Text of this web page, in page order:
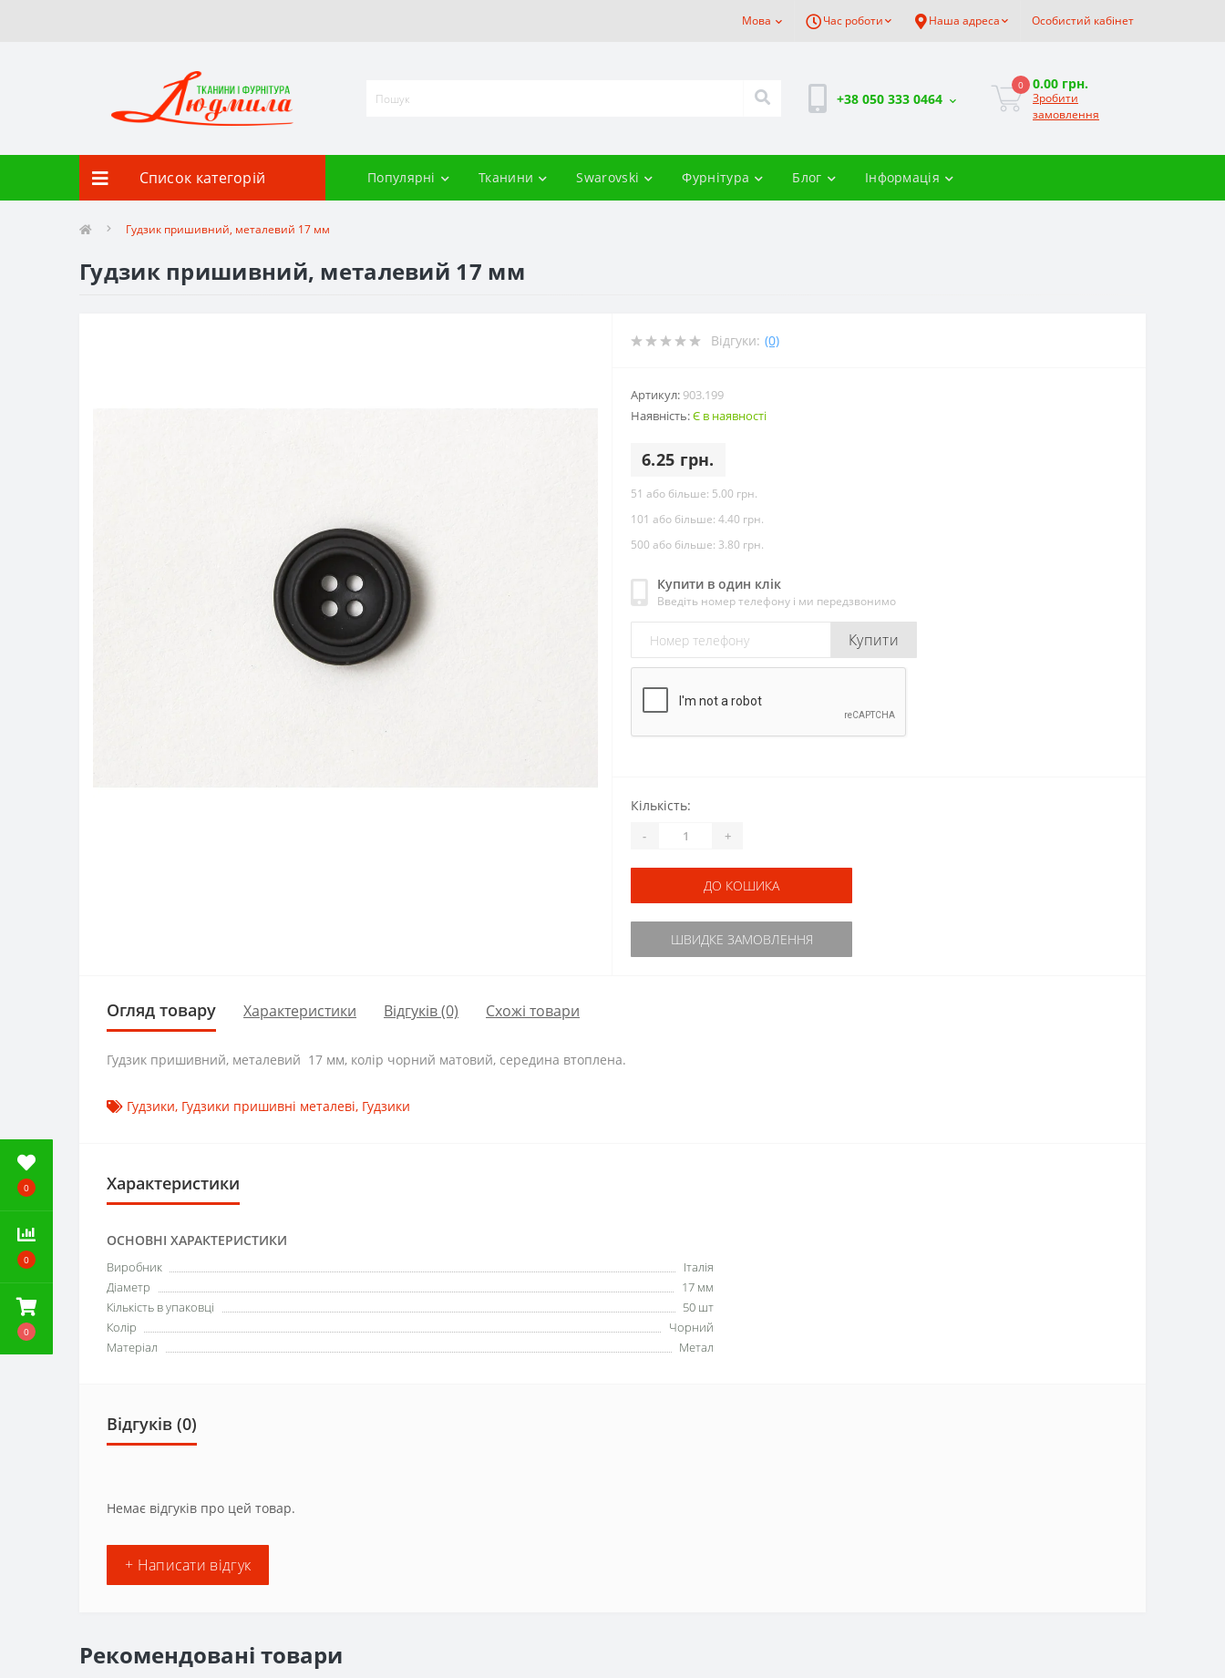
0
0
0
Мова Час роботи Наша адреса Особистий кабінет
+38 050 333 0464
0 0.00 грн.
Зробити
замовлення
Список категорій Популярні Тканини Swarovski Фурнітура Блог Інформація
Гудзик пришивний, металевий 17 мм
Гудзик пришивний, металевий 17 мм
Відгуки: (0)
Артикул: 903.199
Наявність:Є в наявності
6.25 грн.
51 або більше: 5.00 грн.
101 або більше: 4.40 грн.
500 або більше: 3.80 грн.
Купити в один клік
Введіть номер телефону і ми передзвонимо
Купити
Кількість:
- +
ДО КОШИКА
ШВИДКЕ ЗАМОВЛЕННЯ
Огляд товару Характеристики Відгуків (0) Схожі товари
Гудзик пришивний, металевий 17 мм, колір чорний матовий, середина втоплена.
Гудзики, Гудзики пришивні металеві, Гудзики
Характеристики
ОСНОВНІ ХАРАКТЕРИСТИКИ
Виробник
Італія
Діаметр
17 мм
Кількість в упаковці
50 шт
Колір
Чорний
Матеріал
Метал
Відгуків (0)
Немає відгуків про цей товар.
+ Написати відгук
Рекомендовані товари